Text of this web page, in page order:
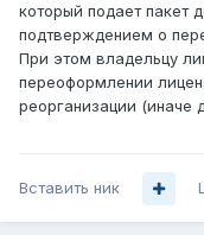
который подает пакет
подтверждением о
При этом владельцу
переоформлении
реорганизации (иначе
Вставить ник